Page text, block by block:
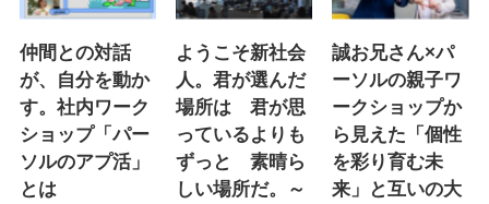
仲間との対話
が、自分を動か
す。社内ワーク
ショップ「パー
ソルのアプ活」
とは
ようこそ新社会
人。君が選んだ
場所は 君が思
っているよりも
ずっと 素晴ら
しい場所だ。～
誠お兄さん×パ
ーソルの親子ワ
ークショップか
ら見えた「個性
を彩り育む未
来」と互いの大